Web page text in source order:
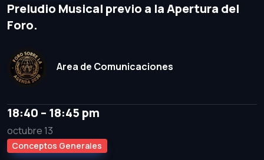
Preludio Musical previo a la Apertura del
Foro.
Area de Comunicaciones
18:40 – 18:45 pm
octubre 13
Conceptos Generales